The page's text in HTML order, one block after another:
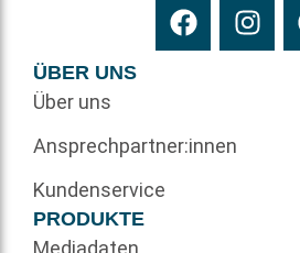
ÜBER UNS
Über uns
Ansprechpartner:innen
Kundenservice
PRODUKTE
Mediadaten